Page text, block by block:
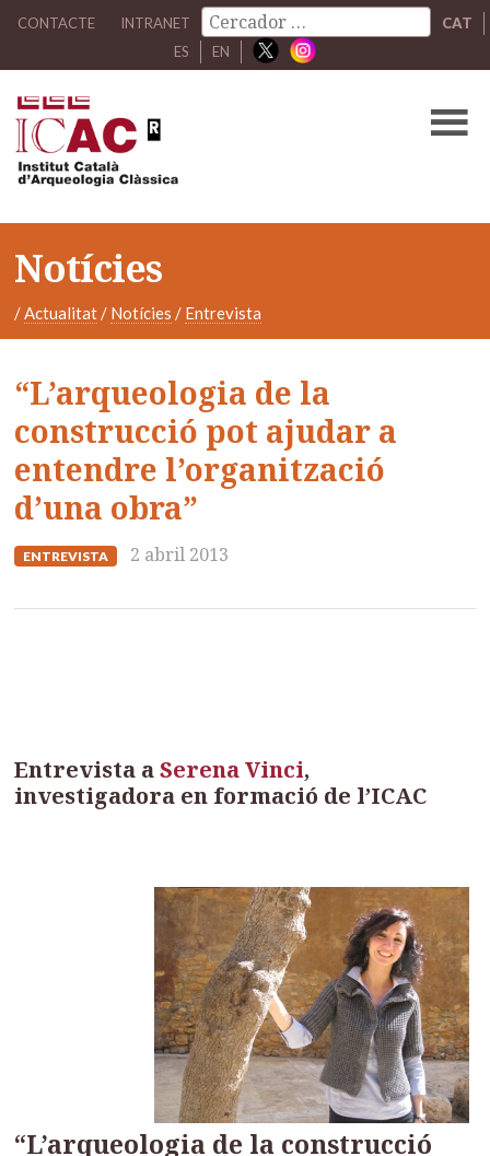
CONTACTE INTRANET
CAT
ES
EN
Notícies
/Actualitat/ Notícies / Entrevista
“L’arqueologia de la
construcció pot ajudar a
entendre l’organització
d’una obra”
ENTREVISTA 2 abril 2013
Entrevista aSerena Vinci,
investigadora en formació de l’ICAC
“L’arqueologia de la construcció